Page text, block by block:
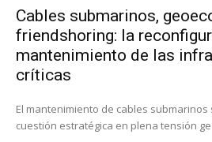
Cables submarinos,
friendshoring: la
mantenimiento de las
críticas
El mantenimiento de cables
cuestión estratégica en plena tensión